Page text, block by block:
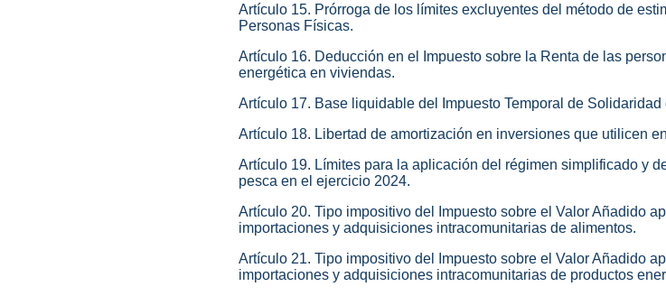
Artículo 15. Prórroga de los límites excluyentes del método de
Personas Físicas.
Artículo 16. Deducción en el Impuesto sobre la Renta de las
energética en viviendas.
Artículo 17. Base liquidable del Impuesto Temporal de Solidaridad
Artículo 18. Libertad de amortización en inversiones que utilicen
Artículo 19. Límites para la aplicación del régimen simplificado y
pesca en el ejercicio 2024.
Artículo 20. Tipo impositivo del Impuesto sobre el Valor Añadido
importaciones y adquisiciones intracomunitarias de alimentos.
Artículo 21. Tipo impositivo del Impuesto sobre el Valor Añadido
importaciones y adquisiciones intracomunitarias de productos